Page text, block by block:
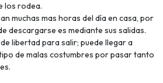
los rodea.
muchas mas horas del día en casa, por
descargarse es mediante sus salidas.
libertad para salir; puede llegar a
de malas costumbres por pasar tanto